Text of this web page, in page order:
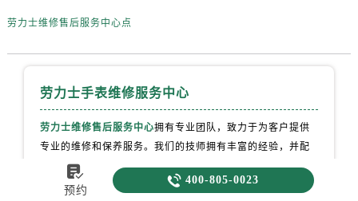
劳力士维修售后服务中心点
劳力士手表维修服务中心
劳力士维修售后服务中心拥有专业团队，致力于为客户提供
专业的维修和保养服务。我们的技师拥有丰富的经验，并配
备了先进的维修设备，以确保为您的劳力士手表提供一流的
维修服务，无论是手表维修、配件更换、故障诊断还是手表

预约
 400-805-0023